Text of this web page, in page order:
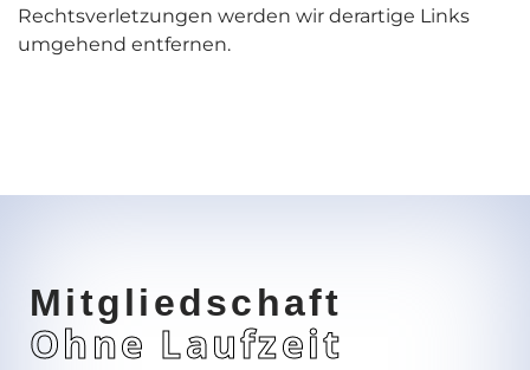
Rechtsverletzungen werden wir derartige Links
umgehend entfernen.
Mitgliedschaft
Ohne Laufzeit